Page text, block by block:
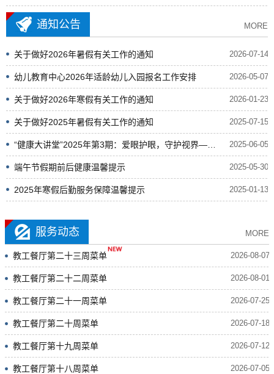
2026-07-17
通知公告 MORE
关于做好2026年暑假有关工作的通知 2026-07-14
幼儿教育中心2026年适龄幼儿入园报名工作安排 2026-05-07
关于做好2026年寒假有关工作的通知 2026-01-23
关于做好2025年暑假有关工作的通知 2025-07-15
2025-06-05
端午节假期前后健康温馨提示 2025-05-30
2025年寒假后勤服务保障温馨提示 2025-01-13
服务动态 MORE
教工餐厅第二十三周菜单 2026-08-07
教工餐厅第二十二周菜单 2026-08-01
教工餐厅第二十一周菜单 2026-07-25
教工餐厅第二十周菜单 2026-07-18
教工餐厅第十九周菜单 2026-07-12
教工餐厅第十八周菜单 2026-07-05